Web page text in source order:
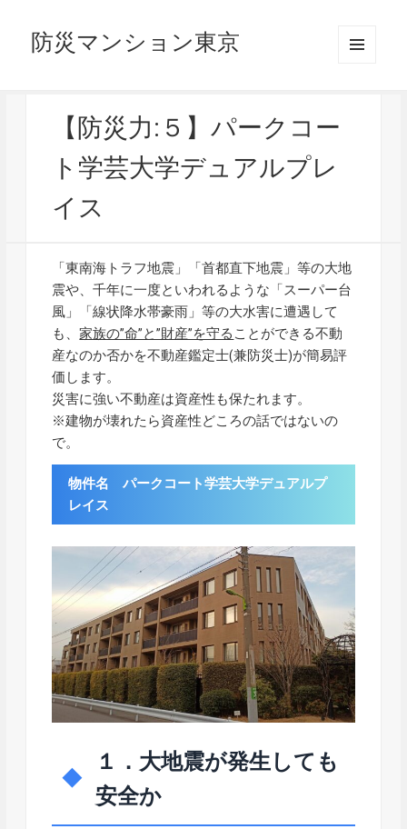
防災マンション東京
【防災力:５】パークコー
ト学芸大学デュアルプレ
イス
「東南海トラフ地震」「首都直下地震」等の大地
震や、千年に一度といわれるような「スーパー台
風」「線状降水帯豪雨」等の大水害に遭遇して
も、家族の”命”と”財産”を守る ことができる不動
産なのか否かを不動産鑑定士(兼防災士)が簡易評
価します。
災害に強い不動産は資産性も保たれます。
※建物が壊れたら資産性どころの話ではないの
で。
物件名 パークコート学芸大学デュアルプ
レイス
１．大地震が発生しても
安全か